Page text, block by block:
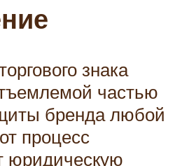
знака
частью
бренда любой
процесс
юридическую